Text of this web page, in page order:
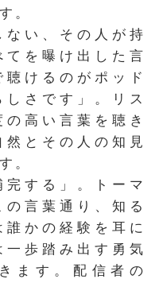
。
ない、その人が持
を曝け出した言
けるのがポッド
さです」。リス
高い言葉を聴き
とその人の知見
。
完する」。トーマ
言葉通り、知る
かの経験を耳に
歩踏み出す勇気
ます。配信者の